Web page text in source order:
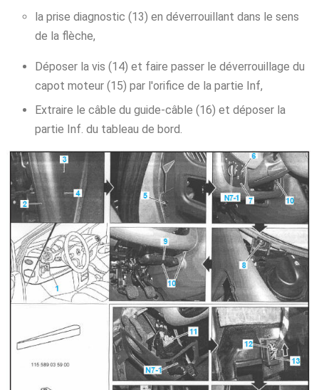
la prise diagnostic (13) en déverrouillant dans le sens
de la flèche,
Déposer la vis (14) et faire passer le déverrouillage du
capot moteur (15) par l'orifice de la partie Inf,
Extraire le câble du guide-câble (16) et déposer la
partie Inf. du tableau de bord.